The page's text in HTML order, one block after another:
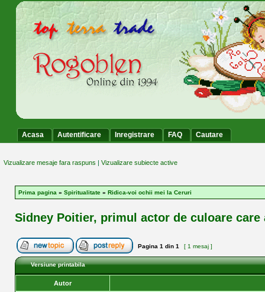
Acasa Autentificare Inregistrare FAQ Cautare
Vizualizare mesaje fara raspuns | Vizualizare subiecte active
Prima pagina » Spiritualitate » Ridica-voi ochii mei la Ceruri
Sidney Poitier, primul actor de culoare
Pagina 1 din 1 [ 1 mesaj ]
Versiune printabila
Autor